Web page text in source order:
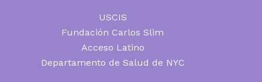
USCIS
Fundación Carlos Slim
Acceso Latino
Departamento de Salud de NYC